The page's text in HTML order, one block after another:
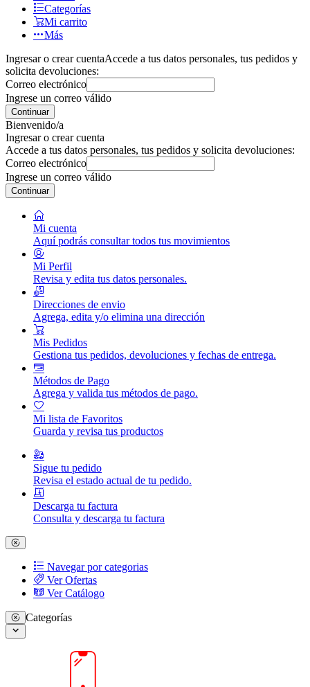
Categorías
Mi carrito
Más
Ingresar o crear cuentaAccede a tus datos personales, tus pedidos y
solicita devoluciones:
Correo electrónico
Ingrese un correo válido
Continuar
Bienvenido/a
Ingresar o crear cuenta
Accede a tus datos personales, tus pedidos y solicita devoluciones:
Correo electrónico
Ingrese un correo válido
Continuar
Mi cuenta
Aquí podrás consultar todos tus movimientos
Mi Perfil
Revisa y edita tus datos personales.
Direcciones de envio
Agrega, edita y/o elimina una dirección
Mis Pedidos
Gestiona tus pedidos, devoluciones y fechas de entrega.
Métodos de Pago
Agrega y valida tus métodos de pago.
Mi lista de Favoritos
Guarda y revisa tus productos
Sigue tu pedido
Revisa el estado actual de tu pedido.
Descarga tu factura
Consulta y descarga tu factura
Navegar por categorias
Ver Ofertas
Ver Catálogo
Categorías